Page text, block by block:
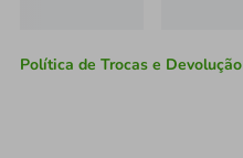
Política de Trocas e Devolução